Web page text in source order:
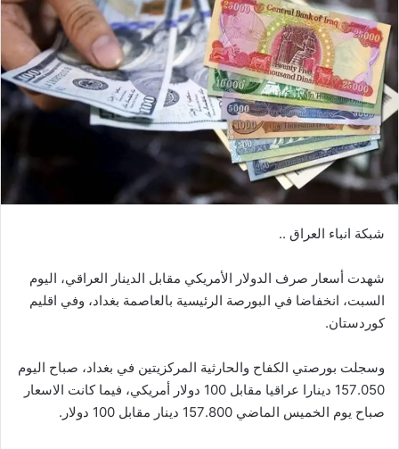
شبكة انباء العراق ..
شهدت أسعار صرف الدولار الأمريكي مقابل الدينار العراقي، اليوم
السبت، انخفاضا في البورصة الرئيسية بالعاصمة بغداد، وفي اقليم
كوردستان.
وسجلت بورصتي الكفاح والحارثية المركزيتين في بغداد، صباح اليوم
157.050 دينارا عراقيا مقابل 100 دولار أمريكي، فيما كانت الاسعار
صباح يوم الخميس الماضي 157.800 دينار مقابل 100 دولار.